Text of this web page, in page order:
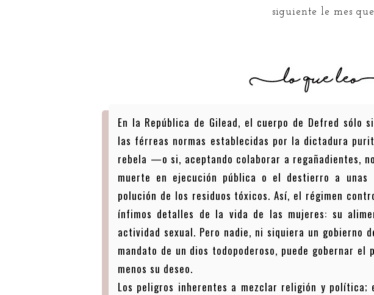
siguiente le mes
En la República de Gilead, el cuerpo de Defred sólo
las férreas normas establecidas por la dictadura
rebela —o si, aceptando colaborar a regañadientes,
muerte en ejecución pública o el destierro a unas
polución de los residuos tóxicos. Así, el régimen
ínfimos detalles de la vida de las mujeres: su
actividad sexual. Pero nadie, ni siquiera un gobierno
mandato de un dios todopoderoso, puede gobernar el
menos su deseo.
Los peligros inherentes a mezclar religión y política;